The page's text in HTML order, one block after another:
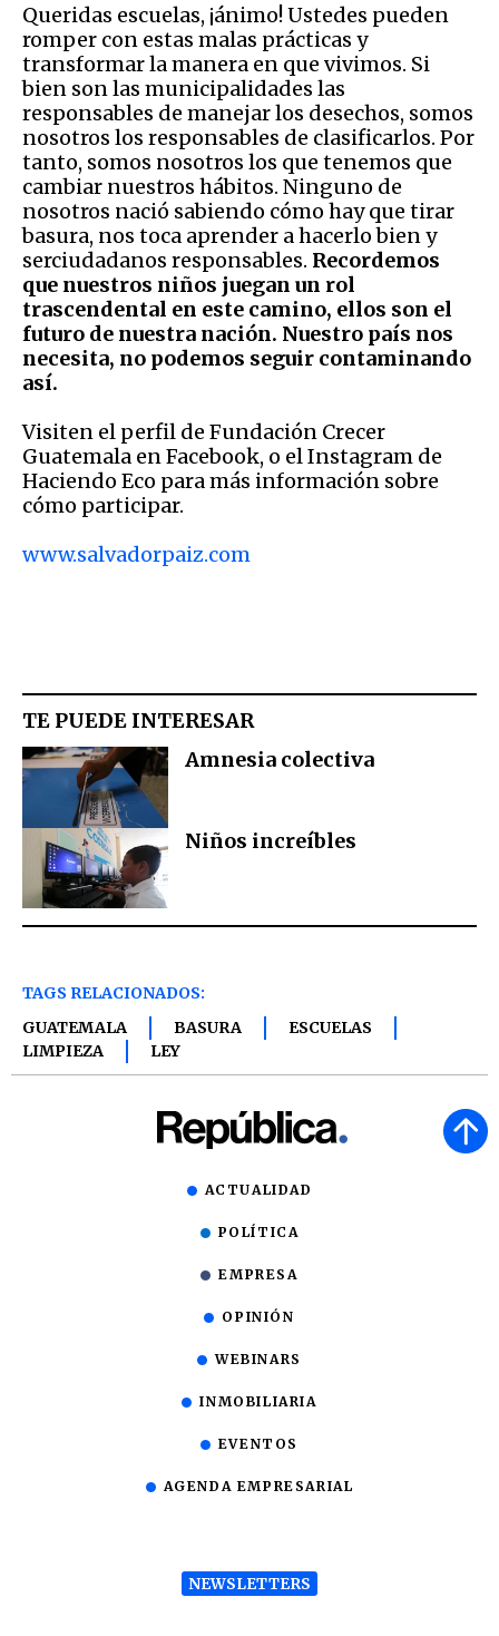
Queridas escuelas, ¡ánimo! Ustedes pueden
romper con estas malas prácticas y
transformar la manera en que vivimos. Si
bien son las municipalidades las
responsables de manejar los desechos, somos
nosotros los responsables de clasificarlos. Por
tanto, somos nosotros los que tenemos que
cambiar nuestros hábitos. Ninguno de
nosotros nació sabiendo cómo hay que tirar
basura, nos toca aprender a hacerlo bien y
serciudadanos responsables. Recordemos
que nuestros niños juegan un rol
trascendental en este camino, ellos son el
futuro de nuestra nación. Nuestro país nos
necesita, no podemos seguir contaminando
así.
Visiten el perfil de Fundación Crecer
Guatemala en Facebook, o el Instagram de
Haciendo Eco para más información sobre
cómo participar.
www.salvadorpaiz.com
TE PUEDE INTERESAR
Amnesia colectiva​
Niños increíbles
TAGS RELACIONADOS:
GUATEMALA
BASURA
ESCUELAS
LIMPIEZA
LEY
ACTUALIDAD
POLÍTICA
EMPRESA
OPINIÓN
WEBINARS
INMOBILIARIA
EVENTOS
AGENDA EMPRESARIAL
NEWSLETTERS